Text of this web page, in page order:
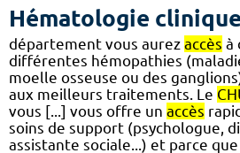
Hématologie clinique
département vous aurez accès à
différentes hémopathies
moelle osseuse ou des
aux meilleurs traitements. Le
vous [...] vous offre un accès
soins de support (psychologue,
assistante sociale...) et parce